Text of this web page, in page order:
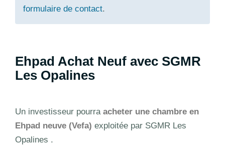
formulaire de contact.
Ehpad Achat Neuf avec SGMR
Les Opalines
Un investisseur pourra acheter une chambre en
Ehpad neuve (Vefa) exploitée par SGMR Les
Opalines .